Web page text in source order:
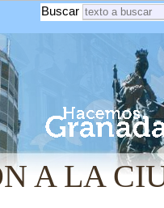
Buscar
A LA